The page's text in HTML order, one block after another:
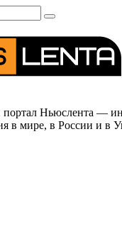
Ньюслента —
в мире, в России и в